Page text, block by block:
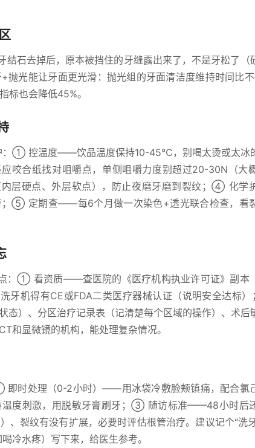
结石去掉后，原本被挡住的牙缝露出来了，不是牙松了（
抛光能让牙面更光滑：抛光组的牙面清洁度维持时间比
标也会降低45%。
：① 控温度——饮品温度保持10-45℃，别喝太烫或太冰
合纸找对咀嚼点，单侧咀嚼力度别超过20-30N（大
层硬点、外层软点），防止夜磨牙磨到裂纹；④ 化学
；⑤ 定期查——每6个月做一次染色+透光联合检查，看
：① 看资质——查医院的《医疗机构执业许可证》副本
机得有CE或FDA二类医疗器械认证（说明安全达标
）、分区治疗记录表（记清楚每个区域的操作）、术后
和显微镜的机构，能处理复杂情况。
即时处理（0-2小时）——用冰袋冷敷脸颊镇痛，配合氯
度刺激，用脱敏牙膏刷牙；③ 随访标准——48小时后
、裂纹有没有扩展，必要时评估根管治疗。建议记个“洗
冷水疼）写下来，给医生参考。